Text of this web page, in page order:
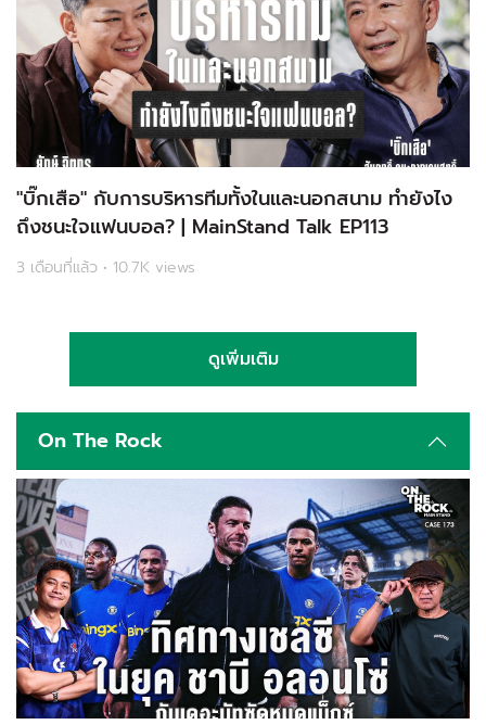
"บิ๊กเสือ" กับการบริหารทีมทั้งในและนอกสนาม ทำยังไง
ถึงชนะใจแฟนบอล? | MainStand Talk EP113
3 เดือนที่แล้ว • 10.7K views
ดูเพิ่มเติม
On The Rock